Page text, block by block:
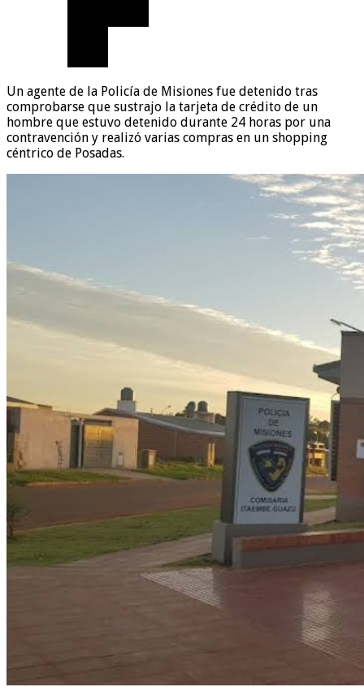
Un agente de la Policía de Misiones fue detenido tras
comprobarse que sustrajo la tarjeta de crédito de un
hombre que estuvo detenido durante 24 horas por una
contravención y realizó varias compras en un shopping
céntrico de Posadas.